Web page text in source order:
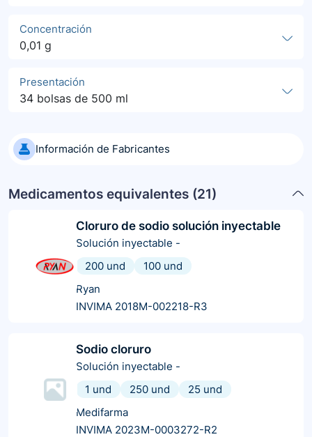
Concentración
0,01 g
Presentación
34 bolsas de 500 ml
Información de Fabricantes
Medicamentos equivalentes (21)
Cloruro de sodio solución inyectable
Solución inyectable -
200 und
100 und
Ryan
INVIMA 2018M-002218-R3
Sodio cloruro
Solución inyectable -
1 und
250 und
25 und
Medifarma
INVIMA 2023M-0003272-R2